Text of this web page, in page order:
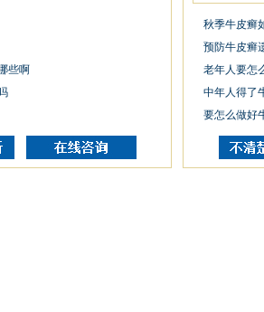
些啊
秋季牛皮癣
预防牛皮癣
老年人要怎
中年人得了
要怎么做好